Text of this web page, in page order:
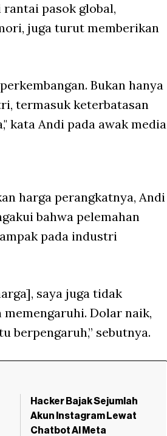
pasok global,
juga turut memberikan
Bukan hanya
termasuk keterbatasan
kata Andi pada awak media
harga perangkatnya, Andi
bahwa pelemahan
pada industri
saya juga tidak
memengaruhi. Dolar naik,
berpengaruh,” sebutnya.
Hacker Bajak Sejumlah
Akun Instagram Lewat
Chatbot AI Meta